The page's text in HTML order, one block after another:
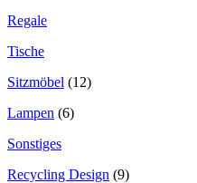
Regale
Tische
Sitzmöbel (12)
Lampen (6)
Sonstiges
Recycling Design (9)